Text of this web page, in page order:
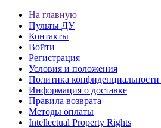
На главную
Пульты ДУ
Контакты
Войти
Регистрация
Условия и положения
Политика конфиденциальности
Информация о доставке
Правила возврата
Методы оплаты
Intellectual Property Rights